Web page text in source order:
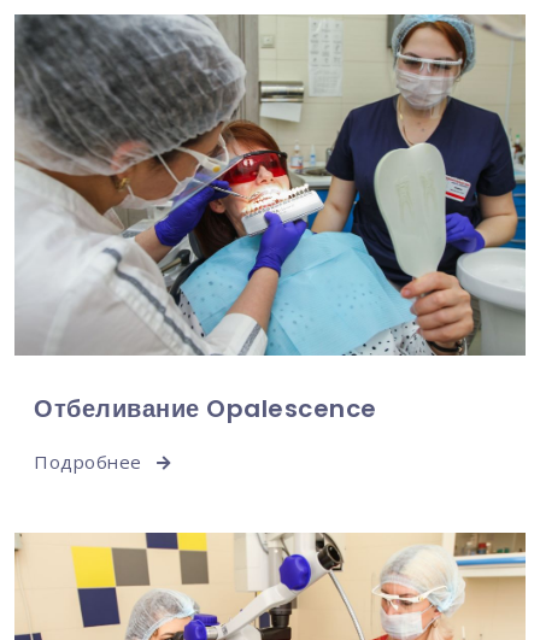
Отбеливание Opalescence
Подробнее